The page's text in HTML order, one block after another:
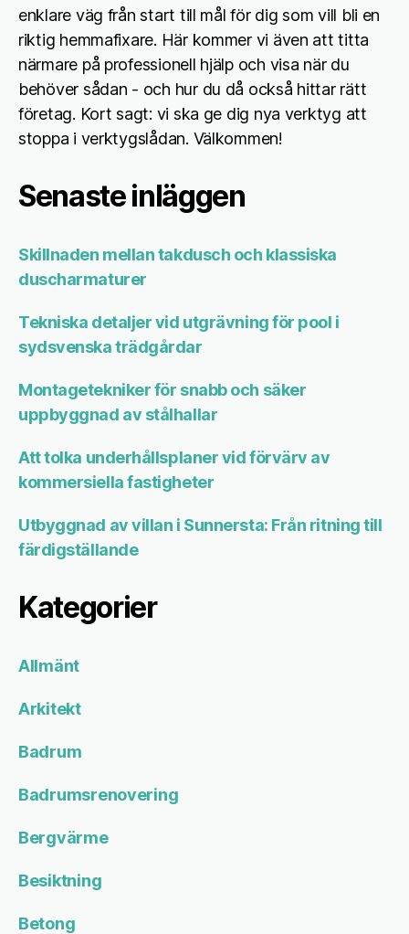
enklare väg från start till mål för dig som vill bli en
riktig hemmafixare. Här kommer vi även att titta
närmare på professionell hjälp och visa när du
behöver sådan - och hur du då också hittar rätt
företag. Kort sagt: vi ska ge dig nya verktyg att
stoppa i verktygslådan. Välkommen!
Senaste inläggen
Skillnaden mellan takdusch och klassiska
duscharmaturer
Tekniska detaljer vid utgrävning för pool i
sydsvenska trädgårdar
Montagetekniker för snabb och säker
uppbyggnad av stålhallar
Att tolka underhållsplaner vid förvärv av
kommersiella fastigheter
Utbyggnad av villan i Sunnersta: Från ritning till
färdigställande
Kategorier
Allmänt
Arkitekt
Badrum
Badrumsrenovering
Bergvärme
Besiktning
Betong